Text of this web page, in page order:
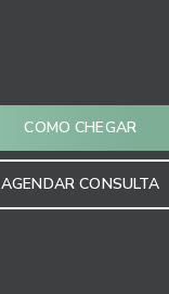
COMO CHEGAR
AGENDAR CONSULTA